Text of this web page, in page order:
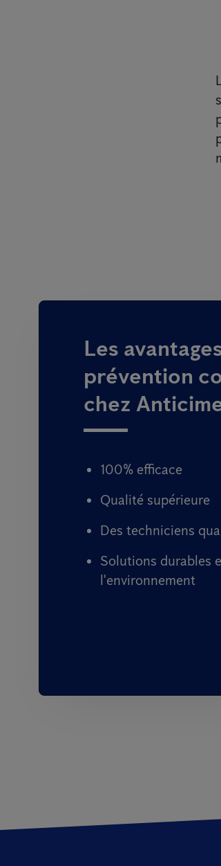
Les
prévention
chez
100% efficace
Qualité supérieure
Des techniciens
Solutions durables
l'environnement